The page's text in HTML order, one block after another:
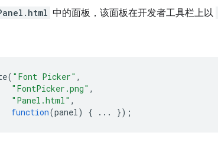
中的面板，该面板在开发者工具栏上以
( "Font Picker" ,
"FontPicker.png" ,
"Panel.html" ,
function(panel) { ... });